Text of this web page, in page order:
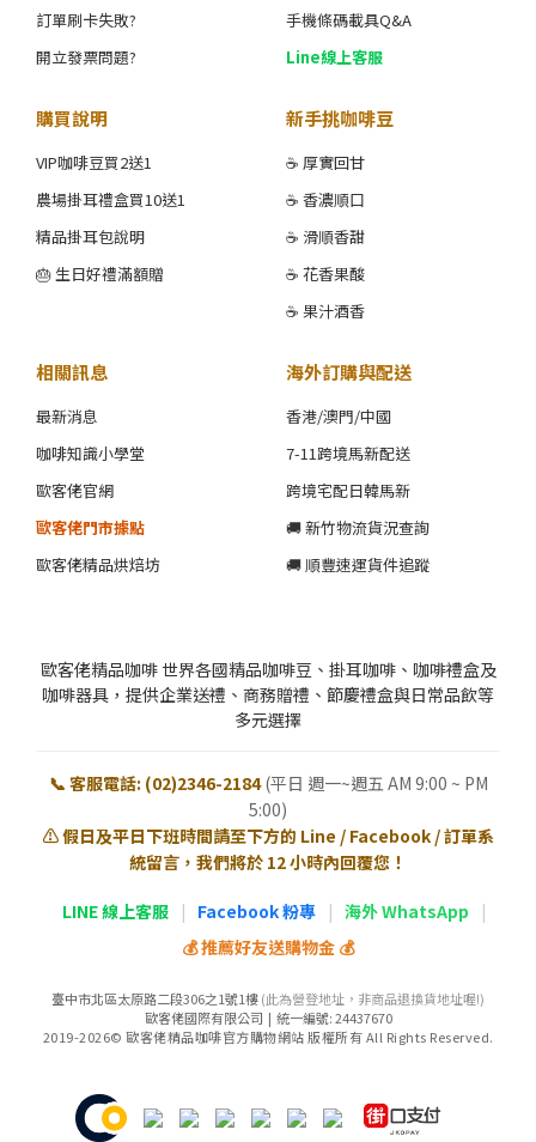
訂單刷卡失敗?
開立發票問題?
手機條碼載具Q&A
Line線上客服
購買說明
VIP咖啡豆買2送1
農場掛耳禮盒買10送1
精品掛耳包說明
🎂 生日好禮滿額贈
新手挑咖啡豆
☕ 厚實回甘
☕ 香濃順口
☕ 滑順香甜
☕ 花香果酸
☕ 果汁酒香
相關訊息
最新消息
咖啡知識小學堂
歐客佬官網
歐客佬門市據點
歐客佬精品烘焙坊
海外訂購與配送
香港/澳門/中國
7-11跨境馬新配送
跨境宅配日韓馬新
🚚 新竹物流貨況查詢
🚚 順豐速運貨件追蹤
歐客佬精品咖啡 世界各國精品咖啡豆、掛耳咖啡、咖啡禮盒及
咖啡器具，提供企業送禮、商務贈禮、節慶禮盒與日常品飲等
多元選擇
📞 客服電話: (02)2346-2184 (平日 週一~週五 AM 9:00 ~ PM
5:00)
⚠️ 假日及平日下班時間請至下方的 Line / Facebook / 訂單系
統留言，我們將於 12 小時內回覆您！
LINE 線上客服 | Facebook 粉專 | 海外 WhatsApp
|
💰 推薦好友送購物金 💰
臺中市北區太原路二段306之1號1樓(此為營登地址，非商品退換貨地址喔!)
歐客佬國際有限公司 | 統一編號: 24437670
2019-2026© 歐客佬精品咖啡官方購物網站 版權所有 All Rights Reserved.